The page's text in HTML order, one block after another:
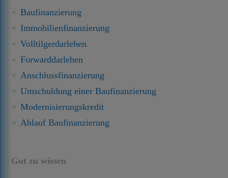
Baufinanzierung
Immobilien­finanzierung
Volltilgerdarlehen
Forward­darlehen
Anschluss­finanzierung
Umschuldung einer Baufinanzierung
Modernisierungskredit
Ablauf Baufinanzierung
Gut zu wissen